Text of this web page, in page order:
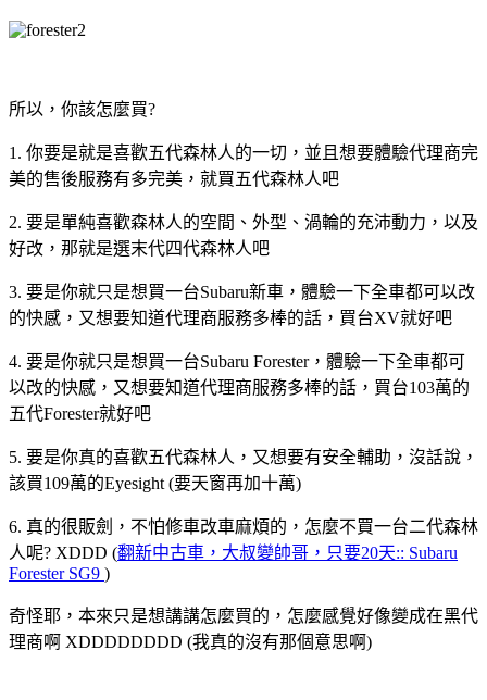
所以，你該怎麼買?
1. 你要是就是喜歡五代森林人的一切，並且想要體驗代理商完
美的售後服務有多完美，就買五代森林人吧
2. 要是單純喜歡森林人的空間、外型、渦輪的充沛動力，以及
好改，那就是選末代四代森林人吧
3. 要是你就只是想買一台Subaru新車，體驗一下全車都可以改
的快感，又想要知道代理商服務多棒的話，買台XV就好吧
4. 要是你就只是想買一台Subaru Forester，體驗一下全車都可
以改的快感，又想要知道代理商服務多棒的話，買台103萬的
五代Forester就好吧
5. 要是你真的喜歡五代森林人，又想要有安全輔助，沒話說，
該買109萬的Eyesight (要天窗再加十萬)
6. 真的很販劍，不怕修車改車麻煩的，怎麼不買一台二代森林
人呢? XDDD (翻新中古車，大叔變帥哥，只要20天:: Subaru
Forester SG9 )
奇怪耶，本來只是想講講怎麼買的，怎麼感覺好像變成在黑代
理商啊 XDDDDDDDD (我真的沒有那個意思啊)